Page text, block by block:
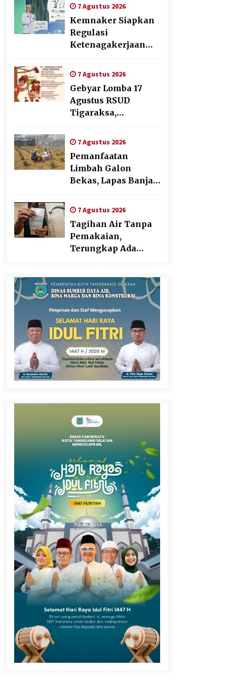
Digital
7 Agustus 2026
Kemnaker Siapkan
Regulasi
Ketenagakerjaan
dengan Tantangan
Dunia Kerja Modern
7 Agustus 2026
Gebyar Lomba 17
Agustus RSUD
Tigaraksa,
dengan Nuansa
Kebersamaan
7 Agustus 2026
Pemanfaatan
Limbah Galon
Bekas, Lapas Banjar
Cabai Dukung
Program Ketahanan
Pangan
7 Agustus 2026
Tagihan Air Tanpa
Pemakaian,
Terungkap Ada
Perumdam TKR
Didesak Transparan